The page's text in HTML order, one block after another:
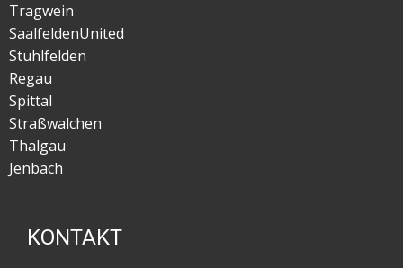
Tragwein
SaalfeldenUnited
Stuhlfelden
Regau
Spittal
Straßwalchen
Thalgau
Jenbach
KONTAKT